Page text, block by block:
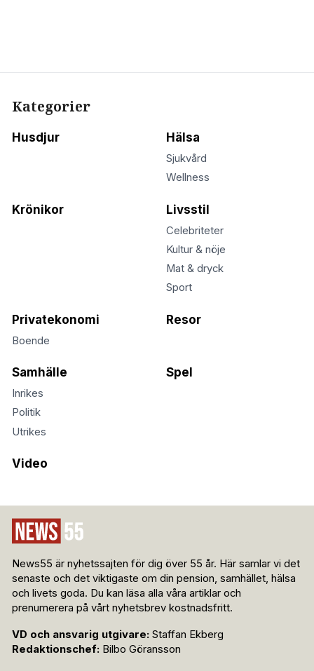
Kategorier
Husdjur Hälsa
Sjukvård
Wellness
Krönikor Livsstil
Celebriteter
Kultur & nöje
Mat & dryck
Sport
Privatekonomi
Boende
Resor
Samhälle
Inrikes
Politik
Utrikes
Spel
Video
News55 är nyhetssajten för dig över 55 år. Här samlar vi det
senaste och det viktigaste om din pension, samhället, hälsa
och livets goda. Du kan läsa alla våra artiklar och
prenumerera på vårt nyhetsbrev kostnadsfritt.
VD och ansvarig utgivare: Staffan Ekberg
Redaktionschef: Bilbo Göransson